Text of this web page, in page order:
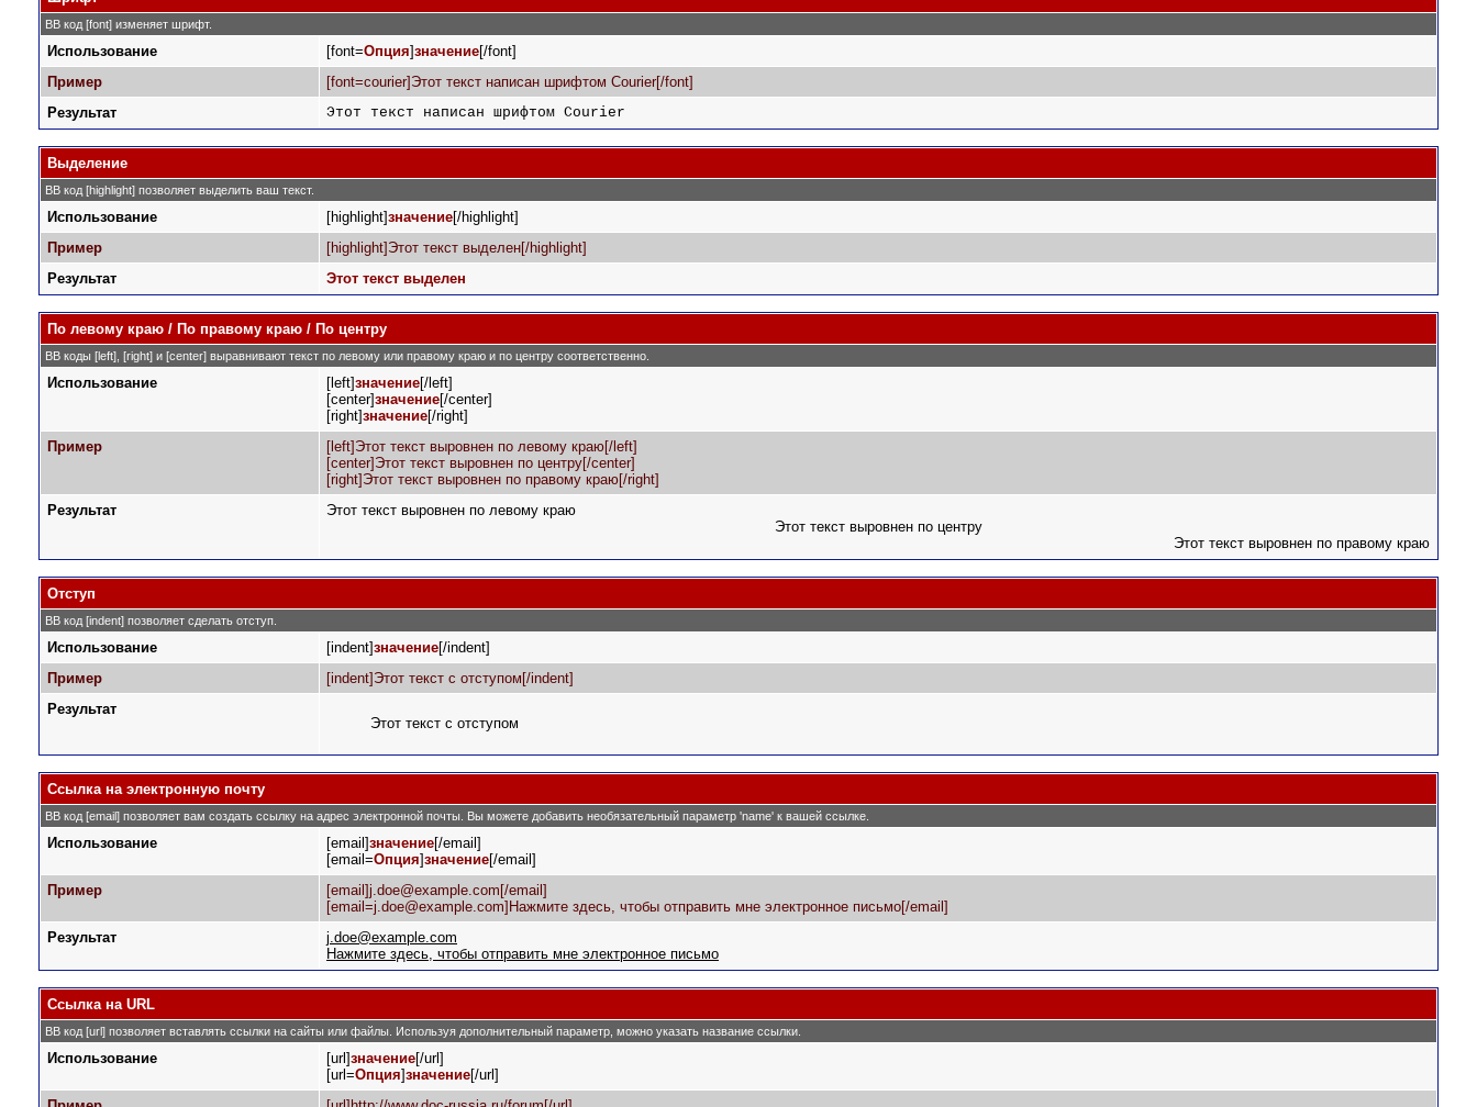
BB код [font] изменяет шрифт.
Использование [font=Опция]значение[/font]
Пример
[font=courier]Этот текст написан шрифтом Courier[/font]
Результат
Этот текст написан шрифтом Courier
Выделение
BB код [highlight] позволяет выделить ваш текст.
Использование [highlight]значение[/highlight]
Пример
[highlight]Этот текст выделен[/highlight]
Результат
Этот текст выделен
По левому краю / По правому краю / По центру
BB коды [left], [right] и [center] выравнивают текст по левому или правому краю и по центру соответственно.
Использование [left]значение[/left]
[center]значение[/center]
[right]значение[/right]
Пример
[left]Этот текст выровнен по левому краю[/left]
[center]Этот текст выровнен по центру[/center]
[right]Этот текст выровнен по правому краю[/right]
Результат
Этот текст выровнен по левому краю
Этот текст выровнен по центру
Этот текст выровнен по правому краю
Отступ
BB код [indent] позволяет сделать отступ.
Использование [indent]значение[/indent]
Пример
[indent]Этот текст с отступом[/indent]
Результат
Этот текст с отступом
Ссылка на электронную почту
BB код [email] позволяет вам создать ссылку на адрес электронной почты. Вы можете добавить необязательный параметр 'name' к вашей ссылке.
Использование [email]значение[/email]
[email=Опция]значение[/email]
Пример
[email]j.doe@example.com[/email]
[email=j.doe@example.com]Нажмите здесь, чтобы отправить мне электронное письмо[/email]
Результат
j.doe@example.com
Нажмите здесь, чтобы отправить мне электронное письмо
Ссылка на URL
BB код [url] позволяет вставлять ссылки на сайты или файлы. Используя дополнительный параметр, можно указать название ссылки.
Использование [url]значение[/url]
[url=Опция]значение[/url]